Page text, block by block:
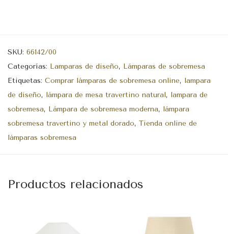
SKU: 66142/00
Categorías: Lamparas de diseño, Lámparas de sobremesa
Etiquetas: Comprar lámparas de sobremesa online, lampara
de diseño, lámpara de mesa travertino natural, lampara de
sobremesa, Lámpara de sobremesa moderna, lámpara
sobremesa travertino y metal dorado, Tienda online de
lámparas sobremesa
Productos relacionados